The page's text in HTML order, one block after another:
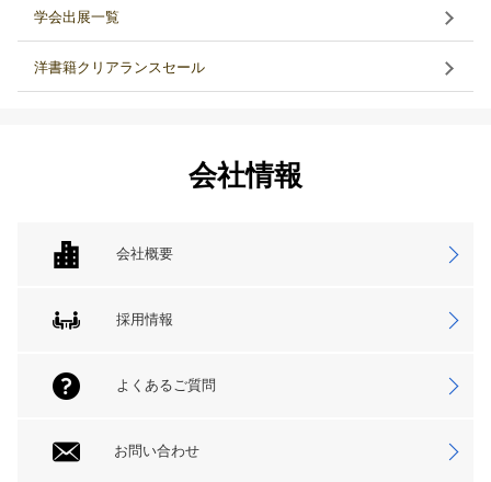
学会出展一覧
洋書籍クリアランスセール
会社情報
会社概要
採用情報
よくあるご質問
お問い合わせ